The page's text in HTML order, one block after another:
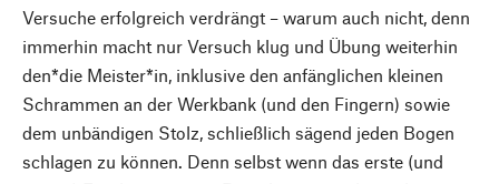
Versuche erfolgreich verdrängt – warum auch nicht, denn
immerhin macht nur Versuch klug und Übung weiterhin
den*die Meister*in, inklusive den anfänglichen kleinen
Schrammen an der Werkbank (und den Fingern) sowie
dem unbändigen Stolz, schließlich sägend jeden Bogen
schlagen zu können. Denn selbst wenn das erste (und